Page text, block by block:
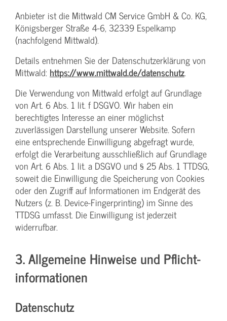
Anbieter ist die Mittwald CM Service GmbH & Co. KG,
Königsberger Straße 4-6, 32339 Espelkamp
(nachfolgend Mittwald).
Details entnehmen Sie der Datenschutzerklärung von
Mittwald: https://www.mittwald.de/datenschutz.
Die Verwendung von Mittwald erfolgt auf Grundlage
von Art. 6 Abs. 1 lit. f DSGVO. Wir haben ein
berechtigtes Interesse an einer möglichst
zuverlässigen Darstellung unserer Website. Sofern
eine entsprechende Einwilligung abgefragt wurde,
erfolgt die Verarbeitung ausschließlich auf Grundlage
von Art. 6 Abs. 1 lit. a DSGVO und § 25 Abs. 1 TTDSG,
soweit die Einwilligung die Speicherung von Cookies
oder den Zugriff auf Informationen im Endgerät des
Nutzers (z. B. Device-Fingerprinting) im Sinne des
TTDSG umfasst. Die Einwilligung ist jederzeit
widerrufbar.
3. Allgemeine Hinweise und Pflicht­
informationen
Datenschutz